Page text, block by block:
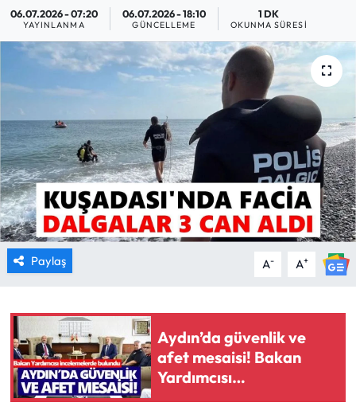
06.07.2026 - 07:20
YAYINLANMA
06.07.2026 - 18:10
GÜNCELLEME
1 DK
OKUNMA SÜRESI
Paylaş A- A+
Aydın’da güvenlik ve
afet mesaisi! Bakan
Yardımcısı
incelemelerde bulundu
SAĞLIK
SİYASET
TARIM
TURİZM
YAŞAM
RESMİ İLANLAR